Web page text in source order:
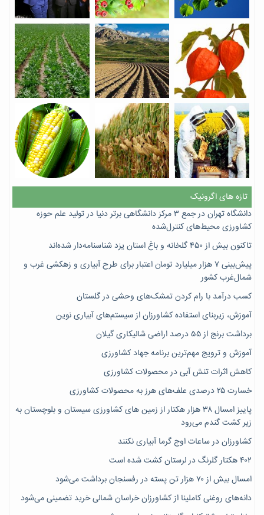
تازه های اگرونیک
دانشگاه تهران در جمع ۳ مرکز دانشگاهی برتر دنیا در تولید علم حوزه
کشاورزی محیط‌های کنترل‌شده
تاکنون بیش از ۴۵۰ گلخانه و باغ استان یزد شناسنامه‌دار شده‌اند
پیش‌بینی ۷‌ هزار میلیارد تومان اعتبار برای طرح آبیاری و زهکشی غرب و
شمال‌غرب کشور
کسب درآمد با رام کردن تمشک‌های وحشی در گلستان
آموزش، زیربنای استفاده کشاورزان از سیستم‌های آبیاری نوین
برداشت برنج از ۵۵ درصد اراضی شالیکاری گیلان
آموزش و ترویج مهم‌ترین برنامه جهاد کشاورزی
کاهش اثرات تنش آبی در محصولات کشاورزی
خسارت ۲۵ درصدی علف‌های هرز به محصولات کشاورزی
پاییز امسال ۳۸ هزار هکتار از زمین های کشاورزی سیستان و بلوچستان به
زیر کشت گندم می‌رود
کشاورزان در ساعات اوج گرما آبیاری نکنند
۴۰۲ هکتار گلرنگ در لرستان کشت شده است
امسال بیش از ۷۰ هزار تن پسته در رفسنجان برداشت می‌شود
دانه‌های روغنی کاملینا از کشاورزان خراسان شمالی خرید تضمینی می‌شود